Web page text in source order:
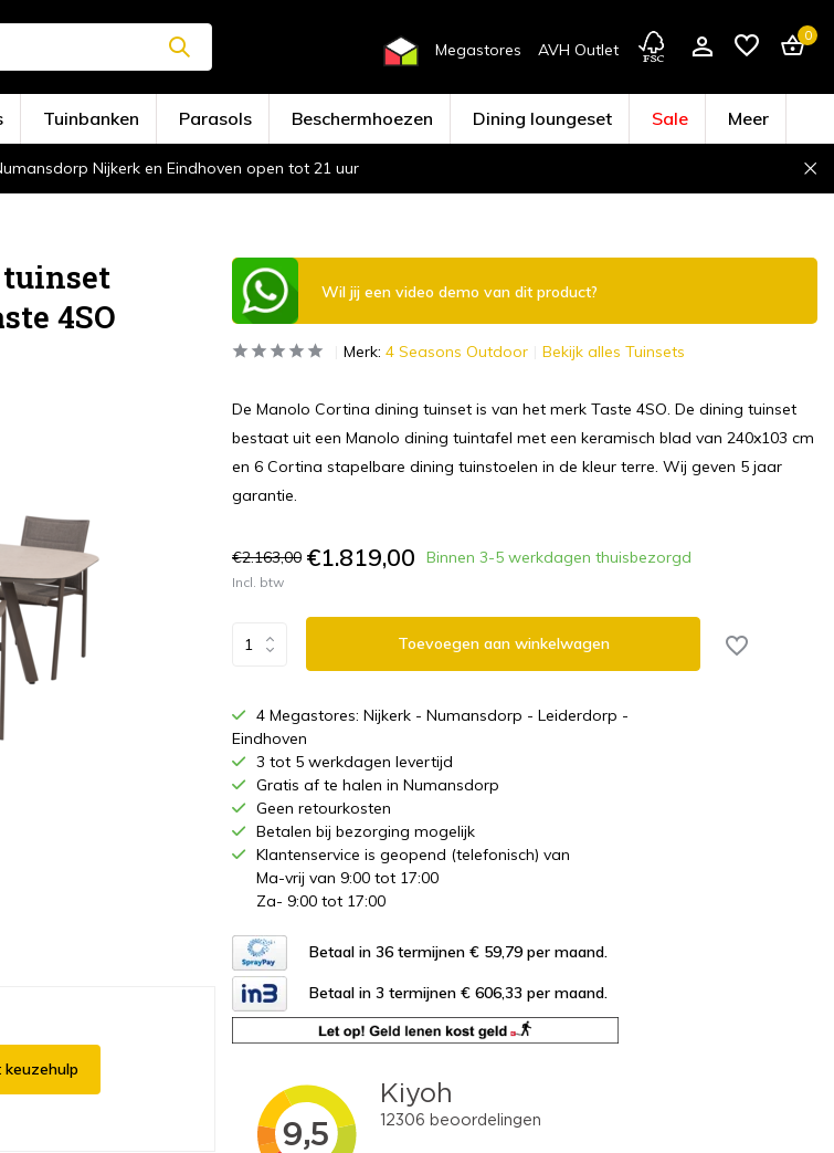
Megastores AVH Outlet
0
Tuinbanken Parasols Beschermhoezen Dining loungeset Sale Meer
Nijkerk en Eindhoven open tot 21 uur
tuinset
4SO
Wil jij een video demo van dit product?
Merk: 4 Seasons Outdoor Bekijk alles Tuinsets
De Manolo Cortina dining tuinset is van het merk Taste 4SO. De dining tuinset
bestaat uit een Manolo dining tuintafel met een keramisch blad van 240x103 cm
en 6 Cortina stapelbare dining tuinstoelen in de kleur terre. Wij geven 5 jaar
garantie.
€2.163,00 €1.819,00 Binnen 3-5 werkdagen thuisbezorgd
Incl. btw
Toevoegen aan winkelwagen
4 Megastores: Nijkerk - Numansdorp - Leiderdorp -
Eindhoven
3 tot 5 werkdagen levertijd
Gratis af te halen in Numansdorp
Geen retourkosten
Betalen bij bezorging mogelijk
Klantenservice is geopend (telefonisch) van
Ma-vrij van 9:00 tot 17:00
Za- 9:00 tot 17:00
Betaal in 36 termijnen € 59,79 per maand.
Betaal in 3 termijnen € 606,33 per maand.